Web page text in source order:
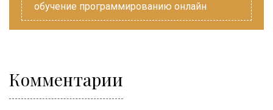
обучение программированию онлайн
Комментарии